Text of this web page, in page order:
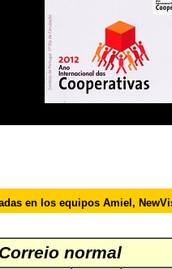
en los equipos Amiel,
Correio normal